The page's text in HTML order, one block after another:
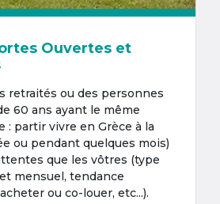
Ouvertes et
retraités ou des personnes
60 ans ayant le même
: partir vivre en Grèce à la
ou pendant quelques mois)
que les vôtres (type
mensuel, tendance
ou co-louer, etc...).